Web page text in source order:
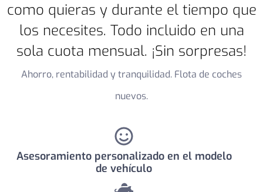
como quieras y durante el tiempo que
los necesites. Todo incluido en una
sola cuota mensual. ¡Sin sorpresas!
Ahorro, rentabilidad y tranquilidad. Flota de coches
nuevos.
Asesoramiento personalizado en el modelo
de vehículo